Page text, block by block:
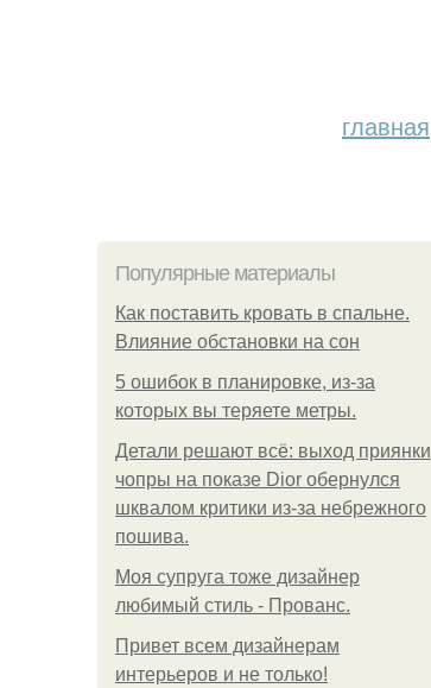
главная
Популярные материалы
Как поставить кровать в спальне.
Влияние обстановки на сон
5 ошибок в планировке, из-за
которых вы теряете метры.
Детали решают всё: выход приянки
чопры на показе Dior обернулся
шквалом критики из-за небрежного
пошива.
Моя супруга тоже дизайнер
любимый стиль - Прованс.
Привет всем дизайнерам
интерьеров и не только!